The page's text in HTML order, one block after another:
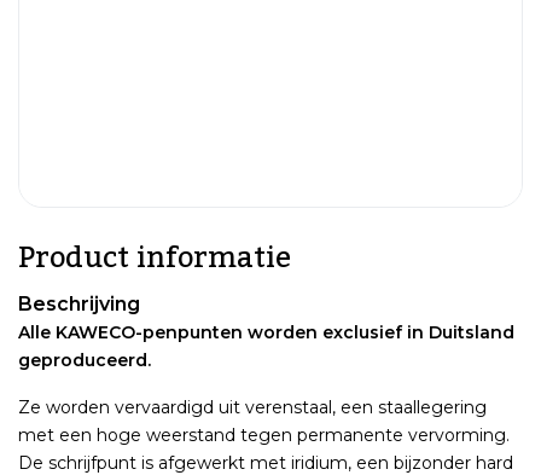
Product informatie
Beschrijving
Alle KAWECO-penpunten worden exclusief in Duitsland
geproduceerd.
Ze worden vervaardigd uit verenstaal, een staallegering
met een hoge weerstand tegen permanente vervorming.
De schrijfpunt is afgewerkt met iridium, een bijzonder hard